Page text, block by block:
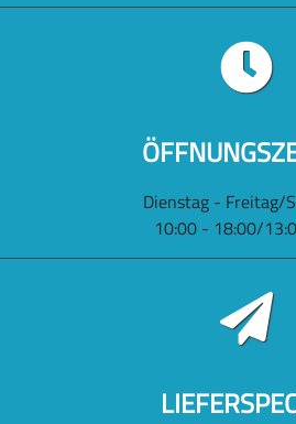
Dienstag - Freitag/
10:00 - 18:00/